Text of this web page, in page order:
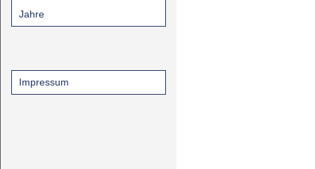
Jahre
Impressum